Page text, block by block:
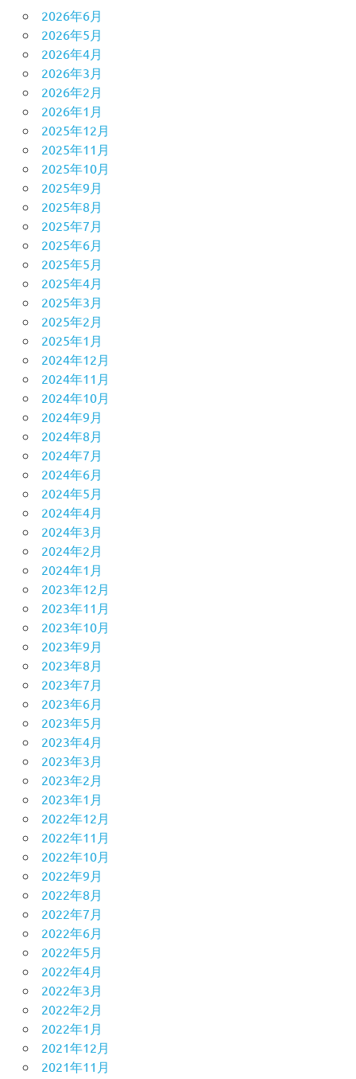
2026年6月
2026年5月
2026年4月
2026年3月
2026年2月
2026年1月
2025年12月
2025年11月
2025年10月
2025年9月
2025年8月
2025年7月
2025年6月
2025年5月
2025年4月
2025年3月
2025年2月
2025年1月
2024年12月
2024年11月
2024年10月
2024年9月
2024年8月
2024年7月
2024年6月
2024年5月
2024年4月
2024年3月
2024年2月
2024年1月
2023年12月
2023年11月
2023年10月
2023年9月
2023年8月
2023年7月
2023年6月
2023年5月
2023年4月
2023年3月
2023年2月
2023年1月
2022年12月
2022年11月
2022年10月
2022年9月
2022年8月
2022年7月
2022年6月
2022年5月
2022年4月
2022年3月
2022年2月
2022年1月
2021年12月
2021年11月